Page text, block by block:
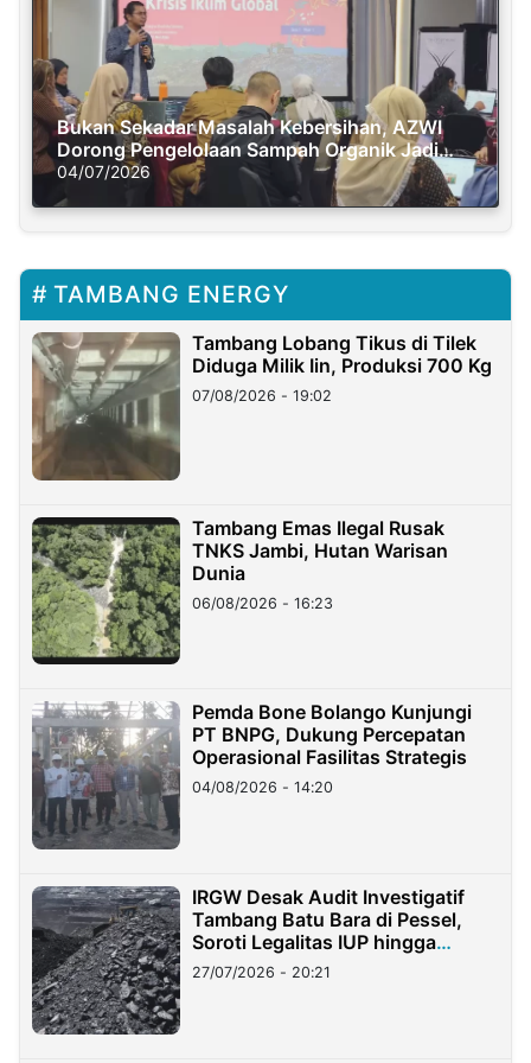
Bukan Sekadar Masalah Kebersihan, AZWI
Dorong Pengelolaan Sampah Organik Jadi
Solusi Krisis Iklim
04/07/2026
TAMBANG ENERGY
Tambang Lobang Tikus di Tilek
Diduga Milik Iin, Produksi 700 Kg
07/08/2026 - 19:02
Tambang Emas Ilegal Rusak
TNKS Jambi, Hutan Warisan
Dunia
06/08/2026 - 16:23
Pemda Bone Bolango Kunjungi
PT BNPG, Dukung Percepatan
Operasional Fasilitas Strategis
04/08/2026 - 14:20
IRGW Desak Audit Investigatif
Tambang Batu Bara di Pessel,
Soroti Legalitas IUP hingga
Stockpile
27/07/2026 - 20:21